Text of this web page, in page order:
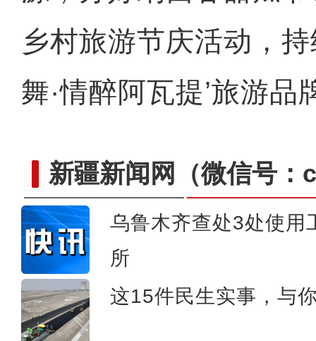
乡村旅游节庆活动，
舞·情醉阿瓦提’旅游品
新疆新闻网 （微信号
乌鲁木齐查处3处使用
所
这15件民生实事，与